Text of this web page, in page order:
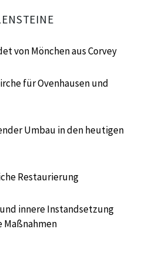
Mönchen aus Corvey
für Ovenhausen und
in den heutigen
Restaurierung
Instandsetzung
Maßnahmen